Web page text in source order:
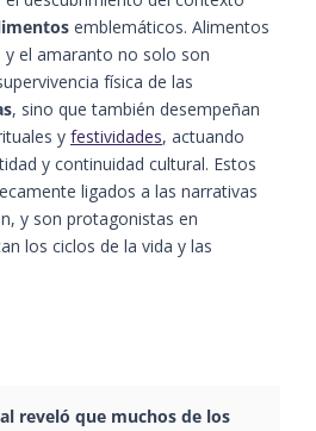
emblemáticos. Alimentos
el amaranto no solo son
física de las
, sino que también desempeñan
y festividades, actuando
y continuidad cultural. Estos
ligados a las narrativas
y son protagonistas en
los ciclos de la vida y las
reveló que muchos de los